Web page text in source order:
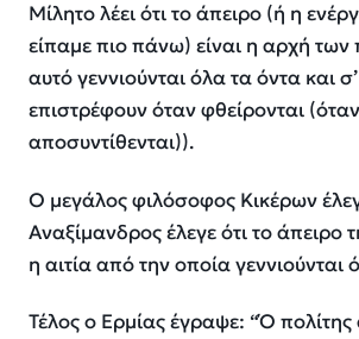
Μίλητο λέει ότι το άπειρο (ή η
είπαμε πιο πάνω) είναι η αρχή
αυτό γεννιούνται όλα τα όντα και
επιστρέφουν όταν φθείρονται (όταν
αποσυντίθενται)).
Ο μεγάλος φιλόσοφος Κικέρων
Αναξίμανδρος έλεγε ότι το άπειρο
η αιτία από την οποία γεννιούνται
Τέλος ο Ερμίας έγραψε: “Ό πολίτης